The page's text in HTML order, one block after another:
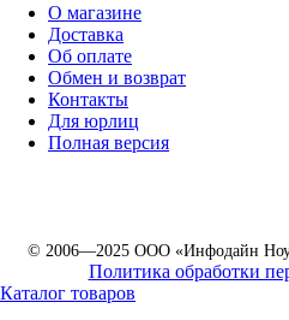
О магазине
Доставка
Об оплате
Обмен и возврат
Контакты
Для юрлиц
Полная версия
© 2006—2025 ООО «Инфодайн
Политика обработки
Каталог товаров